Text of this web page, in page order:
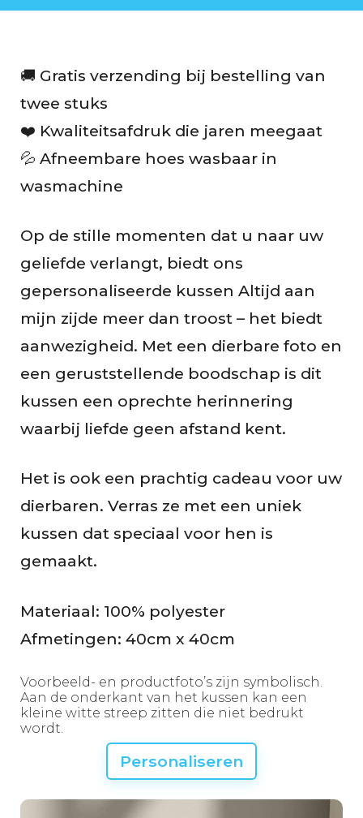
c
t
B
o
r
e
l
i
n
e
n
🚚 Gratis verzending bij bestelling van
twee stuks
❤️ Kwaliteitsafdruk die jaren meegaat
💦 Afneembare hoes wasbaar in
wasmachine
Op de stille momenten dat u naar uw
geliefde verlangt, biedt ons
gepersonaliseerde kussen Altijd aan
mijn zijde meer dan troost – het biedt
aanwezigheid. Met een dierbare foto en
een geruststellende boodschap is dit
kussen een oprechte herinnering
waarbij liefde geen afstand kent.
Het is ook een prachtig cadeau voor uw
dierbaren. Verras ze met een uniek
kussen dat speciaal voor hen is
gemaakt.
Materiaal: 100% polyester
Afmetingen: 40cm x 40cm
Voorbeeld- en productfoto’s zijn symbolisch.
Aan de onderkant van het kussen kan een
kleine witte streep zitten die niet bedrukt
wordt.
Personaliseren